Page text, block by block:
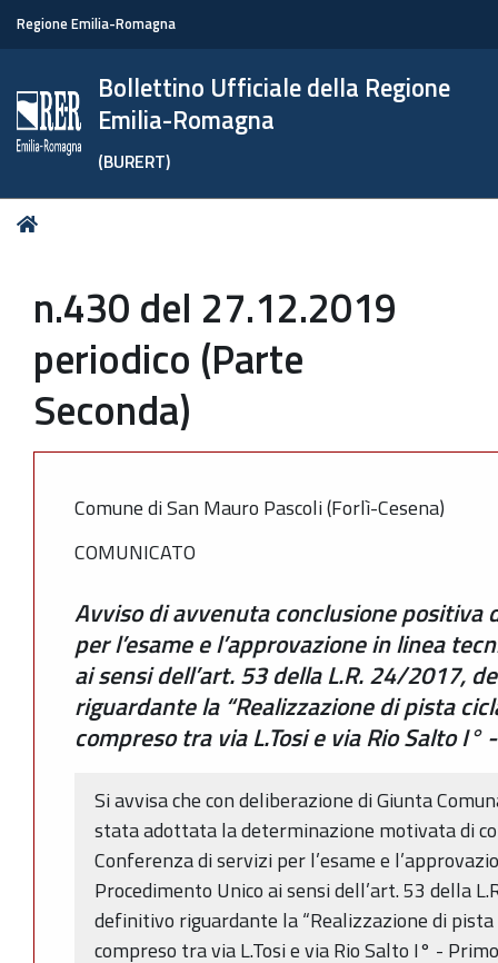
Regione Emilia-Romagna
Bollettino Ufficiale della Regione
Emilia-Romagna
(BURERT)
Tu
n.430 del 27.12.2019
periodico (Parte
Seconda)
Comune di San Mauro Pascoli (Forlì-Cesena)
COMUNICATO
Avviso di avvenuta conclusione positiva
per l’esame e l’approvazione in linea
ai sensi dell’art. 53 della L.R. 24/2017,
riguardante la “Realizzazione di pista
compreso tra via L.Tosi e via Rio Salto I°
Si avvisa che con deliberazione di Giunta
stata adottata la determinazione motivata di
Conferenza di servizi per l’esame e
Procedimento Unico ai sensi dell’art. 53 della
definitivo riguardante la “Realizzazione di
compreso tra via L.Tosi e via Rio Salto I° -